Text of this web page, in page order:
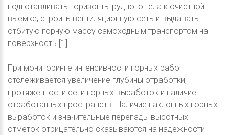
подготавливать горизонты рудного тела к очистной
выемке, строить вентиляционную сеть и выдавать
отбитую горную массу самоходным транспортом на
поверхность [1].
При мониторинге интенсивности горных работ
отслеживается увеличение глубины отработки,
протяжённости сети горных выработок и наличие
отработанных пространств. Наличие наклонных горных
выработок и значительные перепады высотных
отметок отрицательно сказываются на надежности